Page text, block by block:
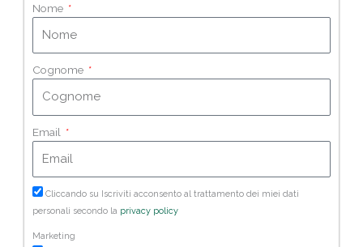
Nome
Cognome
Email
Cliccando su Iscriviti acconsento al trattamento dei miei dati
personali secondo la privacy policy
Marketing